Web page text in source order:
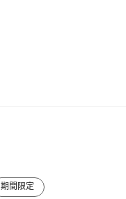
期間限定